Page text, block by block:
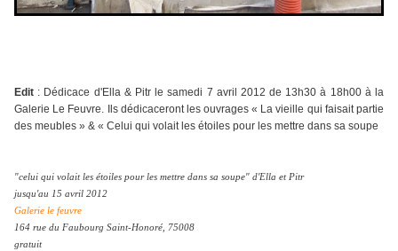
Edit : Dédicace d'Ella & Pitr le samedi 7 avril 2012 de 13h30 à 18h00 à la
Galerie Le Feuvre. Ils dédicaceront les ouvrages « La vieille qui faisait partie
des meubles » & « Celui qui volait les étoiles pour les mettre dans sa soupe
"celui qui volait les étoiles pour les mettre dans sa soupe" d'Ella et Pitr
jusqu'au 15 avril 2012
Galerie le feuvre
164 rue du Faubourg Saint-Honoré, 75008
gratuit